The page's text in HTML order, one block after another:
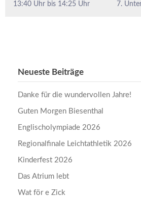
13:40 Uhr bis 14:25 Uhr 7.
Neueste Beiträge
Danke für die wundervollen Jahre!
Guten Morgen Biesenthal
Englischolympiade 2026
Regionalfinale Leichtathletik 2026
Kinderfest 2026
Das Atrium lebt
Wat för e Zick